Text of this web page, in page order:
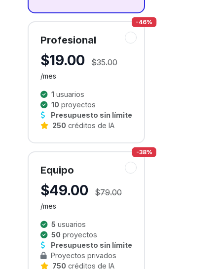
-46%
Profesional
$19.00 $35.00
/mes
1 usuarios
10 proyectos
Presupuesto sin límite
250 créditos de IA
-38%
Equipo
$49.00 $79.00
/mes
5 usuarios
50 proyectos
Presupuesto sin límite
Proyectos privados
750 créditos de IA